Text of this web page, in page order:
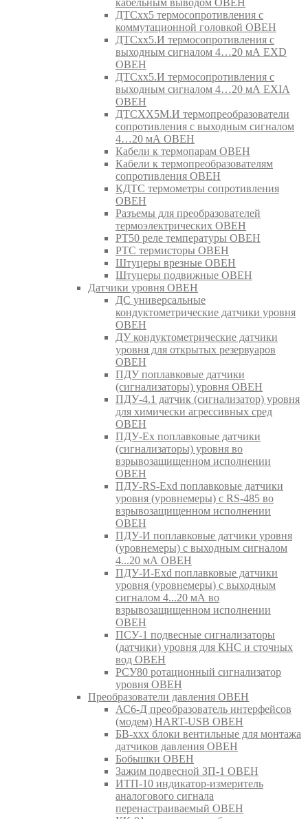
ДТСхх5 термосопротивления с
коммутационной головкой ОВЕН
ДТСхх5.И термосопротивления с
выходным сигналом 4…20 мА EXD
ОВЕН
ДТСхх5.И термосопротивления с
выходным сигналом 4…20 мА EXIA
ОВЕН
ДТСХХ5М.И термопреобразователи
сопротивления с выходным сигналом
4…20 мА ОВЕН
Кабели к термопарам ОВЕН
Кабели к термопреобразователям
сопротивления ОВЕН
КДТС термометры сопротивления
ОВЕН
Разъемы для преобразователей
термоэлектрических ОВЕН
РТ50 реле температуры ОВЕН
РТС термисторы ОВЕН
Штуцеры врезные ОВЕН
Штуцеры подвижные ОВЕН
Датчики уровня ОВЕН
ДС универсальные
кондуктометрические датчики уровня
ОВЕН
ДУ кондуктометрические датчики
уровня для открытых резервуаров
ОВЕН
ПДУ поплавковые датчики
(сигнализаторы) уровня ОВЕН
ПДУ-4.1 датчик (сигнализатор) уровня
для химически агрессивных сред
ОВЕН
ПДУ-Ex поплавковые датчики
(сигнализаторы) уровня во
взрывозащищенном исполнении
ОВЕН
ПДУ-RS-Exd поплавковые датчики
уровня (уровнемеры) с RS-485 во
взрывозащищенном исполнении
ОВЕН
ПДУ-И поплавковые датчики уровня
(уровнемеры) с выходным сигналом
4...20 мА ОВЕН
ПДУ-И-Exd поплавковые датчики
уровня (уровнемеры) с выходным
сигналом 4...20 мА во
взрывозащищенном исполнении
ОВЕН
ПСУ-1 подвесные сигнализаторы
(датчики) уровня для КНС и сточных
вод ОВЕН
РСУ80 ротационный сигнализатор
уровня ОВЕН
Преобразователи давления ОВЕН
АС6-Д преобразователь интерфейсов
(модем) HART-USB ОВЕН
БВ-ххх блоки вентильные для монтажа
датчиков давления ОВЕН
Бобышки ОВЕН
Зажим подвесной ЗП-1 ОВЕН
ИТП-10 индикатор-измеритель
аналогового сигнала
перенастраиваемый ОВЕН